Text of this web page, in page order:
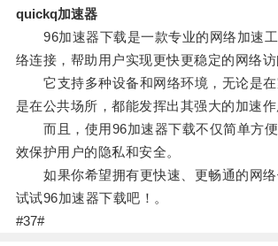
quickq加速器
96加速器下载是一款专业的网络加速工
络连接，帮助用户实现更快更稳定的网络访
它支持多种设备和网络环境，无论是在
是在公共场所，都能发挥出其强大的加速作
而且，使用96加速器下载不仅简单方便
效保护用户的隐私和安全。
如果你希望拥有更快速、更畅通的网络
试试96加速器下载吧！。
#37#